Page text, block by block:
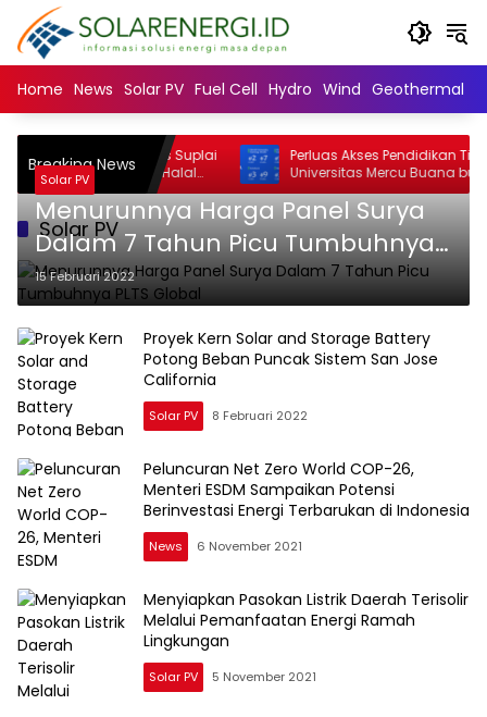
Langsung
konten
Home News Solar PV Fuel Cell Hydro Wind Geothermal
Breaking News
Mayoritas Suplai
dan Minuman Halal
Minoritas
Perluas Akses Pendidikan Tinggi,
Universitas Mercu Buana buka
SNBT 2026
Solar PV
Solar PV
Menurunnya Harga Panel Surya
Dalam 7 Tahun Picu Tumbuhnya
PLTS Global
15 Februari 2022
Proyek Kern Solar and Storage Battery
Potong Beban Puncak Sistem San Jose
California
Solar PV 8 Februari 2022
Peluncuran Net Zero World COP-26,
Menteri ESDM Sampaikan Potensi
Berinvestasi Energi Terbarukan di Indonesia
News 6 November 2021
Menyiapkan Pasokan Listrik Daerah Terisolir
Melalui Pemanfaatan Energi Ramah
Lingkungan
Solar PV 5 November 2021